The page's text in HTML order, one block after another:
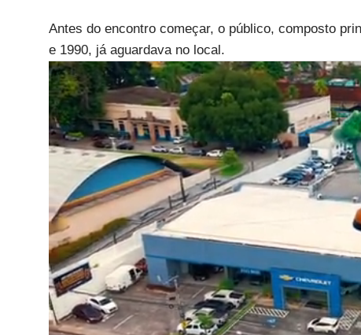
Antes do encontro começar, o público, composto
e 1990, já aguardava no local.